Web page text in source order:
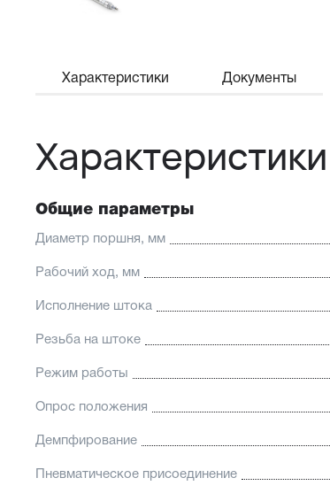
Характеристики Документы
Характеристики
Общие параметры
Диаметр поршня, мм
Рабочий ход, мм
Исполнение штока
Резьба на штоке
Режим работы
Опрос положения
Демпфирование
Пневматическое присоединение